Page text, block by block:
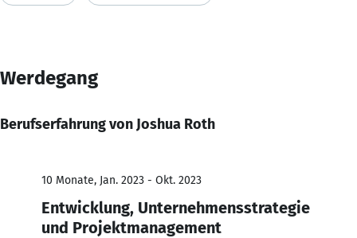
Werdegang
Berufserfahrung von Joshua Roth
10 Monate, Jan. 2023 - Okt. 2023
Entwicklung, Unternehmensstrategie
und Projektmanagement